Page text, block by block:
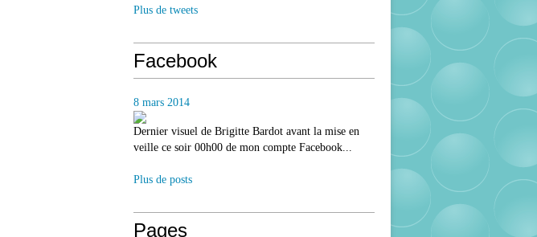
Plus de tweets
Facebook
8 mars 2014
Dernier visuel de Brigitte Bardot avant la mise en
veille ce soir 00h00 de mon compte Facebook...
Plus de posts
Pages